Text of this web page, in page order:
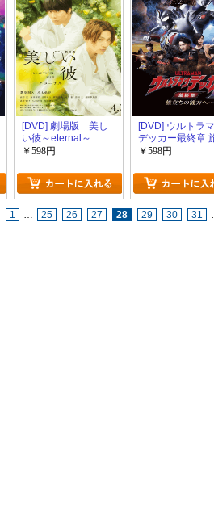
[DVD] 劇場版 美し
い彼～eternal～
￥598円
[DVD] ウルトラ
デッカー最終章
ちの彼方へ…
￥598円
1 … 25 26 27 28 29 30 31